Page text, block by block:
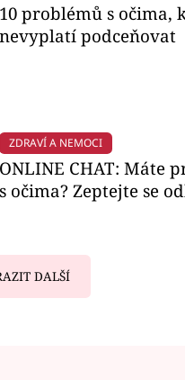
10 problémů s očima,
nevyplatí podceňovat
ZDRAVÍ A NEMOCI
ONLINE CHAT: Máte
s očima? Zeptejte se
DALŠÍ